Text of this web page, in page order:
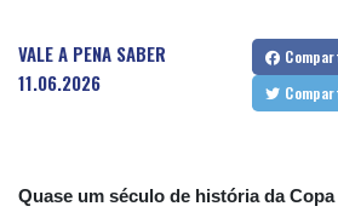
VALE A PENA SABER
11.06.2026
Quase um século de história da